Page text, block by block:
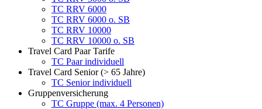
TC RRV 6000
TC RRV 6000 o. SB
TC RRV 10000
TC RRV 10000 o. SB
Travel Card Paar Tarife
TC Paar individuell
Travel Card Senior (> 65 Jahre)
TC Senior individuell
Gruppenversicherung
TC Gruppe (max. 4 Personen)